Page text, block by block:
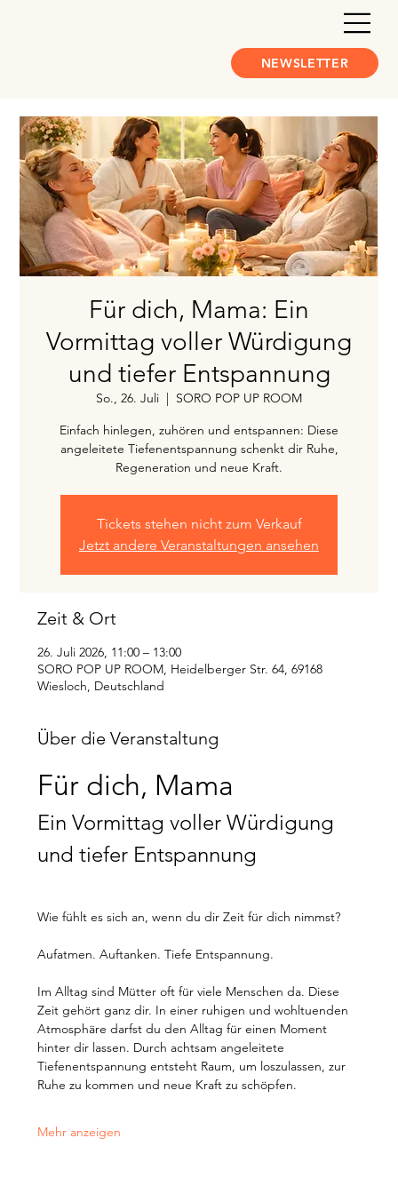
NEWSLETTER
Für dich, Mama: Ein
Vormittag voller Würdigung
und tiefer Entspannung
So., 26. Juli
  |
SORO POP UP ROOM
Einfach hinlegen, zuhören und entspannen: Diese
angeleitete Tiefenentspannung schenkt dir Ruhe,
Regeneration und neue Kraft.
Tickets stehen nicht zum Verkauf
Jetzt andere Veranstaltungen ansehen
Zeit & Ort
26. Juli 2026, 11:00 – 13:00
SORO POP UP ROOM, Heidelberger Str. 64, 69168
Wiesloch, Deutschland
Über die Veranstaltung
Für dich, Mama
Ein Vormittag voller Würdigung
und tiefer Entspannung
Wie fühlt es sich an, wenn du dir Zeit für dich nimmst?
Aufatmen. Auftanken. Tiefe Entspannung.
Im Alltag sind Mütter oft für viele Menschen da. Diese
Zeit gehört ganz dir. In einer ruhigen und wohltuenden
Atmosphäre darfst du den Alltag für einen Moment
hinter dir lassen. Durch achtsam angeleitete
Tiefenentspannung entsteht Raum, um loszulassen, zur
Ruhe zu kommen und neue Kraft zu schöpfen.
Mehr anzeigen